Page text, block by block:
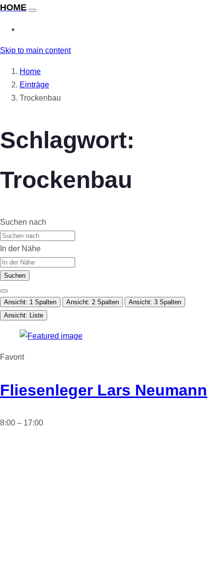
Skip to main content
Home
Einträge
Trockenbau
Schlagwort:
Trockenbau
Suchen nach
In der Nähe
Suchen
Ansicht: 1 Spalten Ansicht: 2 Spalten
Ansicht: 3 Spalten
Ansicht: Liste
Favorit
Fliesenleger Lars Neumann
8:00 – 17:00